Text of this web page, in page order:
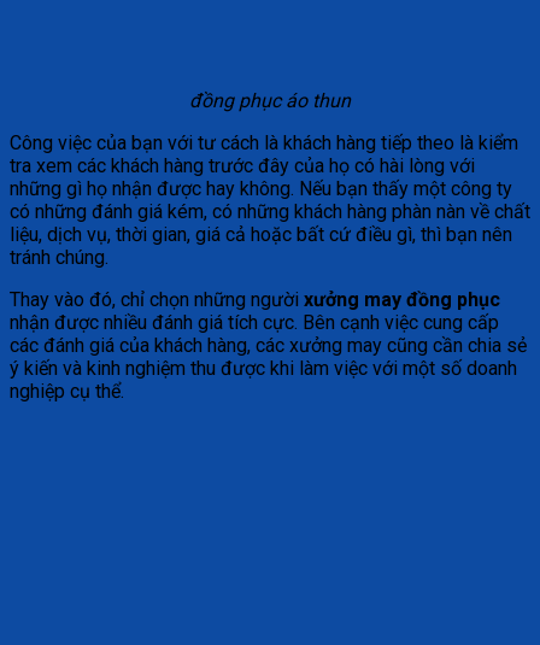
đồng phục áo thun
Công việc của bạn với tư cách là khách hàng tiếp theo là kiểm
tra xem các khách hàng trước đây của họ có hài lòng với
những gì họ nhận được hay không. Nếu bạn thấy một công ty
có những đánh giá kém, có những khách hàng phàn nàn về chất
liệu, dịch vụ, thời gian, giá cả hoặc bất cứ điều gì, thì bạn nên
tránh chúng.
Thay vào đó, chỉ chọn những người xưởng may đồng phục
nhận được nhiều đánh giá tích cực. Bên cạnh việc cung cấp
các đánh giá của khách hàng, các xưởng may cũng cần chia sẻ
ý kiến ​​và kinh nghiệm thu được khi làm việc với một số doanh
nghiệp cụ thể.